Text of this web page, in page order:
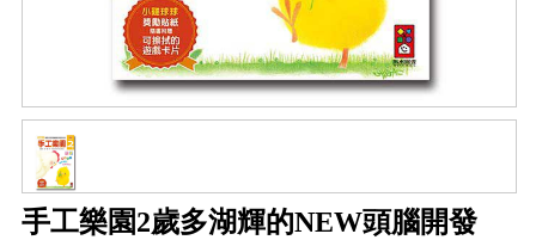
手工樂園2歲多湖輝的NEW頭腦開發